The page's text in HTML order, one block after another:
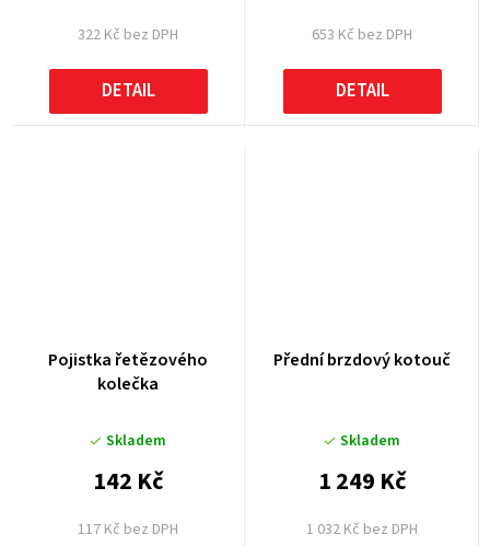
322 Kč bez DPH
DETAIL
653 Kč bez DPH
DETAIL
Pojistka řetězového
kolečka
Skladem
117 Kč bez DPH
142 Kč
Přední brzdový kotouč
Skladem
1 032 Kč bez DPH
1 249 Kč